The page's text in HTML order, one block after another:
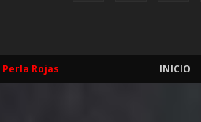
INICIO
Perla Rojas